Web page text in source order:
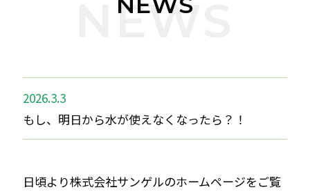
COMPANY
省エネ機器販売・施工
WORKS
施工実績
NEWS
2026.3.3
もし、明日から水が使えなくなったら？！
日頃より株式会社サンゲルのホームページをご覧